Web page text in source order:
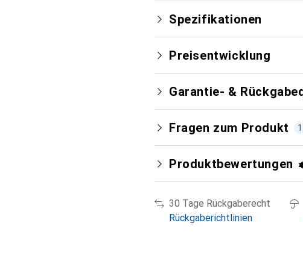
Spezifikationen
Preisentwicklung
Garantie- &
Fragen zum Produkt 1
Produktbewertungen
30 Tage Rückgaberecht
Rückgaberichtlinien